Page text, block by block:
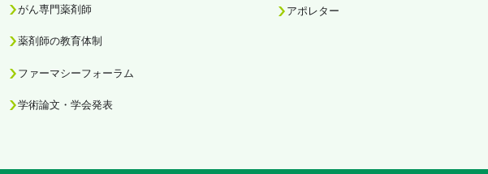
がん専門薬剤師
薬剤師の教育体制
ファーマシーフォーラム
学術論文・学会発表
アポレター